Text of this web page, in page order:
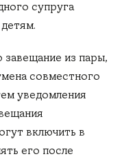
супруга
завещание из пары,
совместного
уведомления
включить в
его после